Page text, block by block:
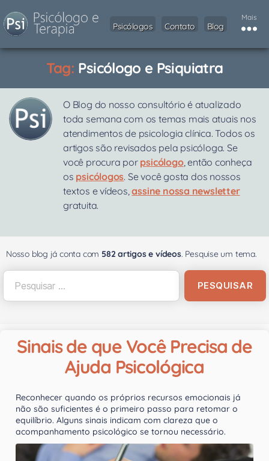
Psicólogos Contato Blog
Mais
Tag: Psicólogo e Psiquiatra
O Blog do nosso consultório é atualizado
toda semana com os temas mais atuais nos
atendimentos de psicologia clínica. Todos os
artigos são revisados pela psicóloga. Se
você procura por psicólogo, então conheça
os psicólogos. Se você gosta dos nossos
textos e vídeos,assine nossa newsletter
gratuita.
Nosso blog já conta com 582 artigos e vídeos. Pesquise um tema.
Sinais de que Você Precisa de
Ajuda Psicológica
Reconhecer quando os próprios recursos emocionais já
não são suficientes é o primeiro passo para retomar o
equilíbrio. Alguns sinais indicam com clareza que o
acompanhamento psicológico se tornou necessário.